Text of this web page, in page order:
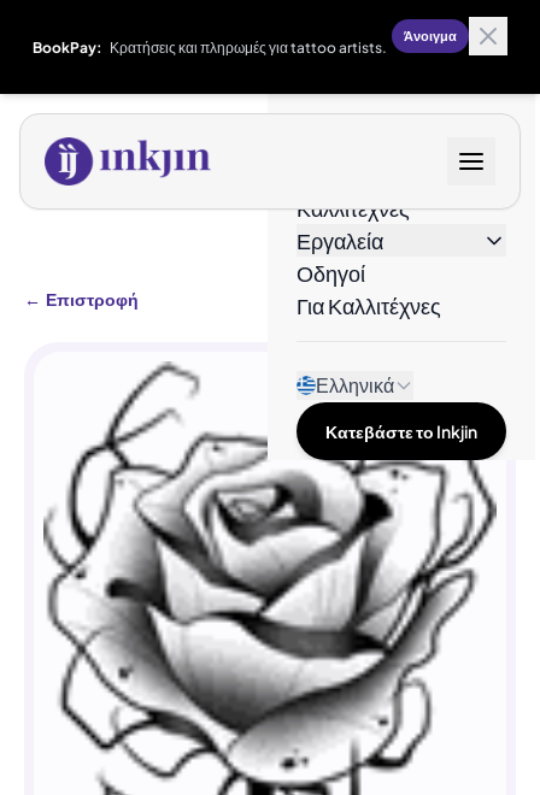
BookPay: Κρατήσεις και πληρωμές για tattoo artists.
Άνοιγμα
Καλλιτέχνες
Εργαλεία
Οδηγοί
Για Καλλιτέχνες
Ελληνικά
Κατεβάστε το Inkjin
← Επιστροφή